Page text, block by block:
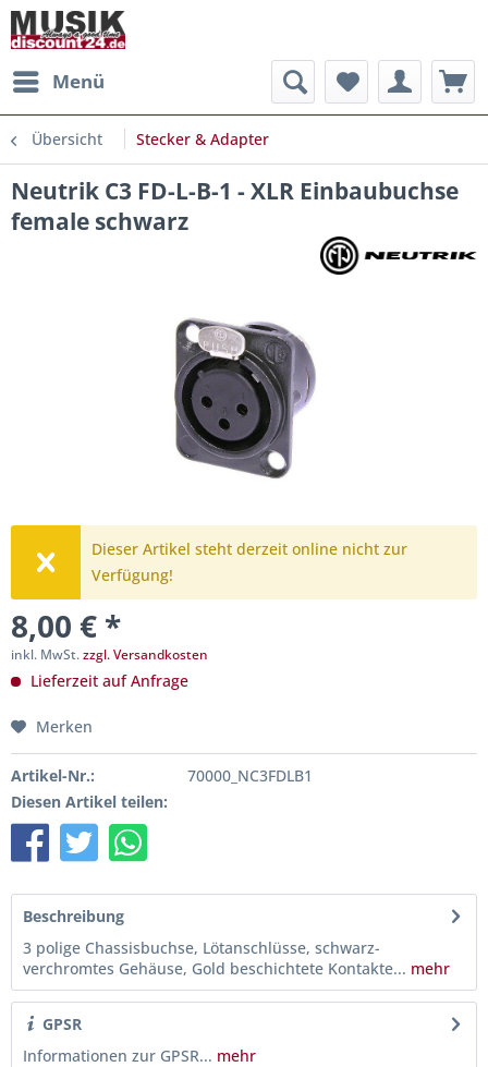
Menü
Übersicht Stecker & Adapter
Neutrik C3 FD-L-B-1 - XLR Einbaubuchse
female schwarz
Dieser Artikel steht derzeit online nicht zur
Verfügung!
8,00 € *
inkl. MwSt.zzgl. Versandkosten
Lieferzeit auf Anfrage
Merken
Artikel-Nr.:
70000_NC3FDLB1
Diesen Artikel teilen:
Beschreibung
3 polige Chassisbuchse, Lötanschlüsse, schwarz-
verchromtes Gehäuse, Gold beschichtete Kontakte... mehr
GPSR
Informationen zur GPSR... mehr